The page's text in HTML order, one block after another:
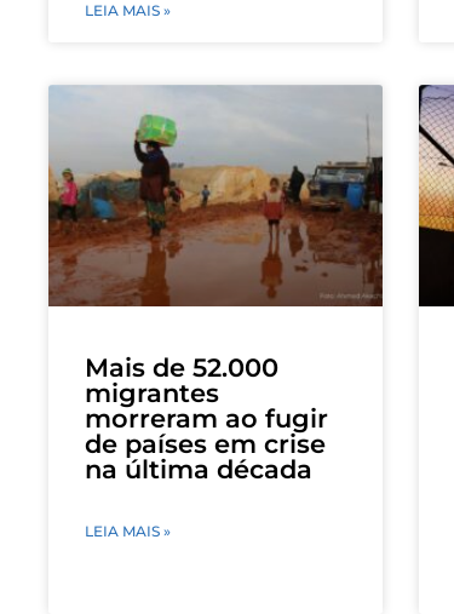
LEIA MAIS »
Mais de 52.000
migrantes
morreram ao fugir
de países em crise
na última década
LEIA MAIS »